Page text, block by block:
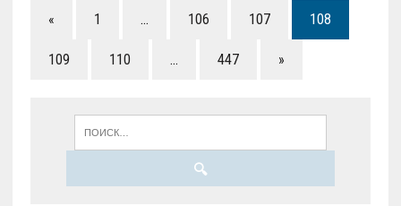
« 1 … 106 107 108
109 110 … 447 »